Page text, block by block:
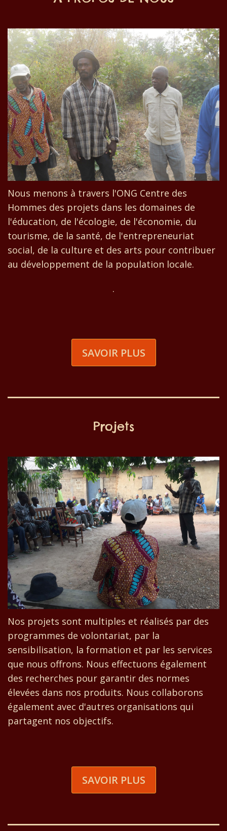
Nous menons à travers l'ONG Centre des
Hommes des projets dans les domaines de
l'éducation, de l'écologie, de l'économie, du
tourisme, de la santé, de l'entrepreneuriat
social, de la culture et des arts pour contribuer
au développement de la population locale.
.
SAVOIR PLUS
Projets
Nos projets sont multiples et réalisés par des
programmes de volontariat, par la
sensibilisation, la formation et par les services
que nous offrons. Nous effectuons également
des recherches pour garantir des normes
élevées dans nos produits. Nous collaborons
également avec d'autres organisations qui
partagent nos objectifs.
SAVOIR PLUS